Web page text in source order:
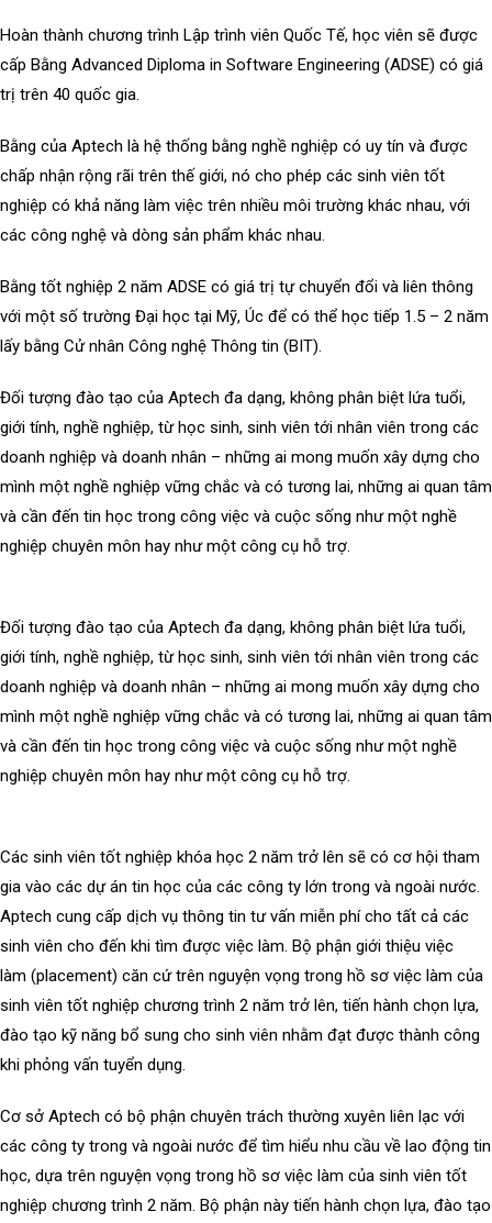
Hoàn thành chương trình Lập trình viên Quốc Tế, học viên sẽ được
cấp Bằng Advanced Diploma in Software Engineering (ADSE) có giá
trị trên 40 quốc gia.
Bằng của Aptech là hệ thống bằng nghề nghiệp có uy tín và được
chấp nhận rộng rãi trên thế giới, nó cho phép các sinh viên tốt
nghiệp có khả năng làm việc trên nhiều môi trường khác nhau, với
các công nghệ và dòng sản phẩm khác nhau.
Bằng tốt nghiệp 2 năm ADSE có giá trị tự chuyển đổi và liên thông
với một số trường Đại học tại Mỹ, Úc để có thể học tiếp 1.5 – 2 năm
lấy bằng Cử nhân Công nghệ Thông tin (BIT).
Đối tượng đào tạo của Aptech đa dạng, không phân biệt lứa tuổi,
giới tính, nghề nghiệp, từ học sinh, sinh viên tới nhân viên trong các
doanh nghiệp và doanh nhân – những ai mong muốn xây dựng cho
mình một nghề nghiệp vững chắc và có tương lai, những ai quan tâm
và cần đến tin học trong công việc và cuộc sống như một nghề
nghiệp chuyên môn hay như một công cụ hỗ trợ.
Đối tượng đào tạo của Aptech đa dạng, không phân biệt lứa tuổi,
giới tính, nghề nghiệp, từ học sinh, sinh viên tới nhân viên trong các
doanh nghiệp và doanh nhân – những ai mong muốn xây dựng cho
mình một nghề nghiệp vững chắc và có tương lai, những ai quan tâm
và cần đến tin học trong công việc và cuộc sống như một nghề
nghiệp chuyên môn hay như một công cụ hỗ trợ.
Các sinh viên tốt nghiệp khóa học 2 năm trở lên sẽ có cơ hội tham
gia vào các dự án tin học của các công ty lớn trong và ngoài nước.
Aptech cung cấp dịch vụ thông tin tư vấn miễn phí cho tất cả các
sinh viên cho đến khi tìm được việc làm. Bộ phận giới thiệu việc
làm (placement) căn cứ trên nguyện vọng trong hồ sơ việc làm của
sinh viên tốt nghiệp chương trình 2 năm trở lên, tiến hành chọn lựa,
đào tạo kỹ năng bổ sung cho sinh viên nhằm đạt được thành công
khi phỏng vấn tuyển dụng.
Cơ sở Aptech có bộ phận chuyên trách thường xuyên liên lạc với
các công ty trong và ngoài nước để tìm hiểu nhu cầu về lao động tin
học, dựa trên nguyện vọng trong hồ sơ việc làm của sinh viên tốt
nghiệp chương trình 2 năm. Bộ phận này tiến hành chọn lựa, đào tạo